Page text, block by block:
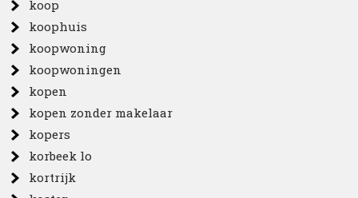
koop
koophuis
koopwoning
koopwoningen
kopen
kopen zonder makelaar
kopers
korbeek lo
kortrijk